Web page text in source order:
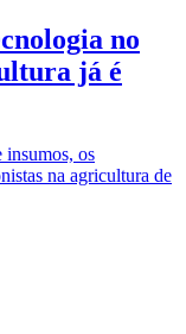
no
já é
insumos, os
na agricultura de